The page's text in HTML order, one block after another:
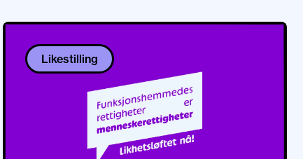
Likestilling